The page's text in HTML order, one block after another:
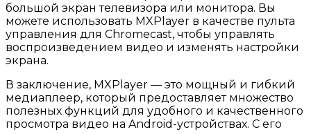
большой экран телевизора или монитора. Вы
можете использовать MXPlayer в качестве пульта
управления для Chromecast, чтобы управлять
воспроизведением видео и изменять настройки
экрана.
В заключение, MXPlayer — это мощный и гибкий
медиаплеер, который предоставляет множество
полезных функций для удобного и качественного
просмотра видео на Android-устройствах. С его